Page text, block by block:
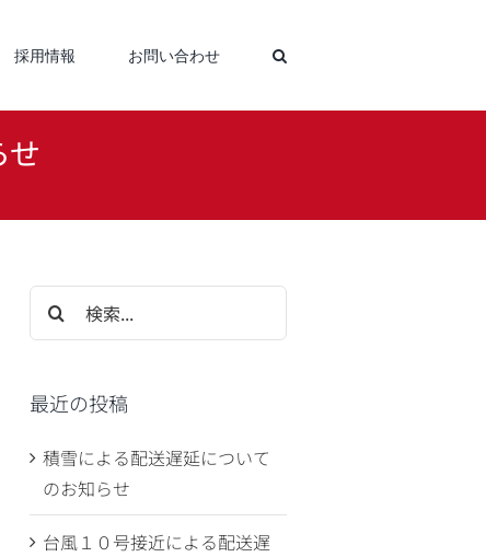
採用情報 お問い合わせ
索
最近の投稿
積雪による配送遅延について
のお知らせ
台風１０号接近による配送遅